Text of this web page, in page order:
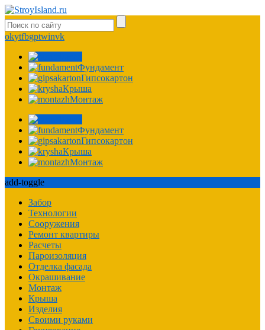
okytfbgptwinvk
Фундамент
Гипсокартон
Крыша
Монтаж
Фундамент
Гипсокартон
Крыша
Монтаж
add-toggle
Забор
Технологии
Сооружения
Ремонт квартиры
Расчеты
Пароизоляция
Отделка фасада
Окрашивание
Монтаж
Крыша
Изделия
Своими руками